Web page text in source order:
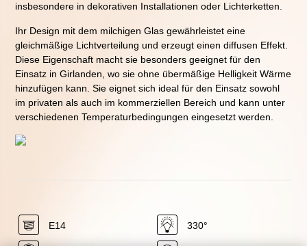
insbesondere in dekorativen Installationen oder Lichterketten.
Ihr Design mit dem milchigen Glas gewährleistet eine
gleichmäßige Lichtverteilung und erzeugt einen diffusen Effekt.
Diese Eigenschaft macht sie besonders geeignet für den
Einsatz in Girlanden, wo sie ohne übermäßige Helligkeit Wärme
hinzufügen kann. Sie eignet sich ideal für den Einsatz sowohl
im privaten als auch im kommerziellen Bereich und kann unter
verschiedenen Temperaturbedingungen eingesetzt werden.
E14 330°